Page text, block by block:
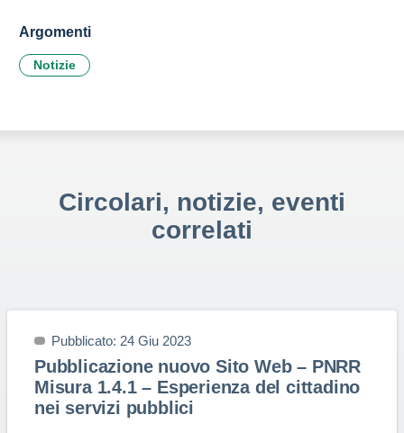
Argomenti
Notizie
Circolari, notizie, eventi
correlati
Pubblicato: 24 Giu 2023
Pubblicazione nuovo Sito Web – PNRR
Misura 1.4.1 – Esperienza del cittadino
nei servizi pubblici